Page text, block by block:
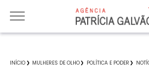
INÍCIO MULHERES DE OLHO POLÍTICA E PODER